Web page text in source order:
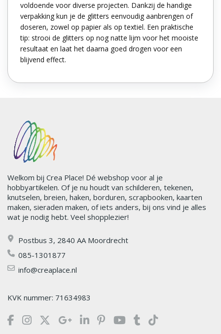
voldoende voor diverse projecten. Dankzij de handige
verpakking kun je de glitters eenvoudig aanbrengen of
doseren, zowel op papier als op textiel. Een praktische
tip: strooi de glitters op nog natte lijm voor het mooiste
resultaat en laat het daarna goed drogen voor een
blijvend effect.
Welkom bij Crea Place! Dé webshop voor al je
hobbyartikelen. Of je nu houdt van schilderen, tekenen,
knutselen, breien, haken, borduren, scrapbooken, kaarten
maken, sieraden maken, of iets anders, bij ons vind je alles
wat je nodig hebt. Veel shopplezier!
Postbus 3, 2840 AA Moordrecht
085-1301877
info@creaplace.nl
KVK nummer: 71634983